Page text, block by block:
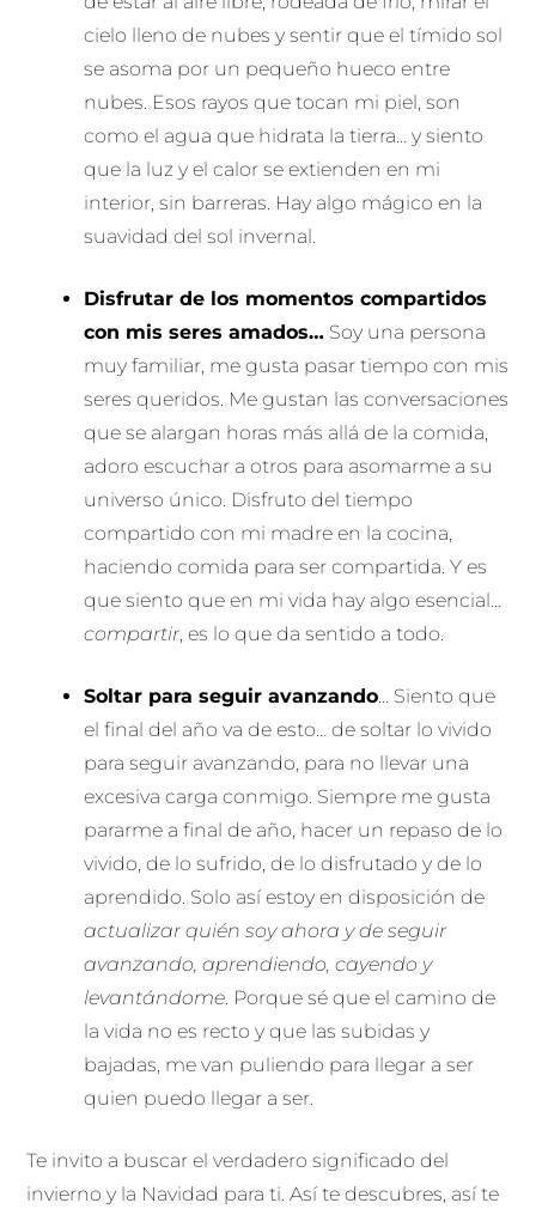
cielo lleno de nubes y sentir que el tímido sol
se asoma por un pequeño hueco entre
nubes. Esos rayos que tocan mi piel, son
como el agua que hidrata la tierra… y siento
que la luz y el calor se extienden en mi
interior, sin barreras. Hay algo mágico en la
suavidad del sol invernal.
Disfrutar de los momentos compartidos
con mis seres amados… Soy una persona
muy familiar, me gusta pasar tiempo con mis
seres queridos. Me gustan las conversaciones
que se alargan horas más allá de la comida,
adoro escuchar a otros para asomarme a su
universo único. Disfruto del tiempo
compartido con mi madre en la cocina,
haciendo comida para ser compartida. Y es
que siento que en mi vida hay algo esencial…
compartir, es lo que da sentido a todo.
Soltar para seguir avanzando… Siento que
el final del año va de esto… de soltar lo vivido
para seguir avanzando, para no llevar una
excesiva carga conmigo. Siempre me gusta
pararme a final de año, hacer un repaso de lo
vivido, de lo sufrido, de lo disfrutado y de lo
aprendido. Solo así estoy en disposición de
actualizar quién soy ahora y de seguir
avanzando, aprendiendo, cayendo y
levantándome. Porque sé que el camino de
la vida no es recto y que las subidas y
bajadas, me van puliendo para llegar a ser
quien puedo llegar a ser.
Te invito a buscar el verdadero significado del
invierno y la Navidad para ti. Así te descubres, así te